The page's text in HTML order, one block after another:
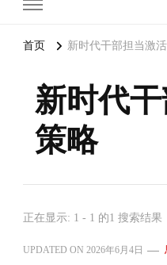
首页 新时代干部担当激
新时代
策略
正在显示: 1 - 1 的1 搜索结果
UPDATED ON 2026年6月4日